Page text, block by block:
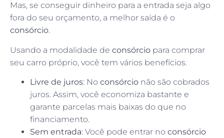
Mas, se conseguir dinheiro para a entrada seja algo
fora do seu orçamento, a melhor saída é o
consórcio.
Usando a modalidade de consórcio para comprar
seu carro próprio, você tem vários benefícios.
Livre de juros: No consórcio não são cobrados
juros. Assim, você economiza bastante e
garante parcelas mais baixas do que no
financiamento.
Sem entrada: Você pode entrar no consórcio